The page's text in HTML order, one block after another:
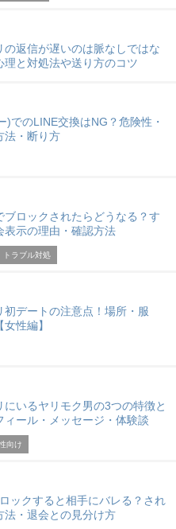
の返信が遅いのは脈なしではな
理と対処法や送り方のコツ
)でのLINE交換はNG？危険性・
法・断り方
ブロックされたらどうなる？す
表示の理由・確認方法
トラブル対処
初デートの注意点！場所・服
性編】
にいるヤリモク男の3つの特徴と
ィール・メッセージ・体験談
向け
ックすると相手にバレる？され
法・退会との見分け方